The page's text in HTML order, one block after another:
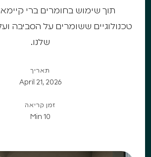
תוך שימוש בחומרים ברי קיימא
טכנולוגיים ששומרים על הסביבה
שלנו.
תאריך
April 21, 2026
זמן קריאה
10 Min